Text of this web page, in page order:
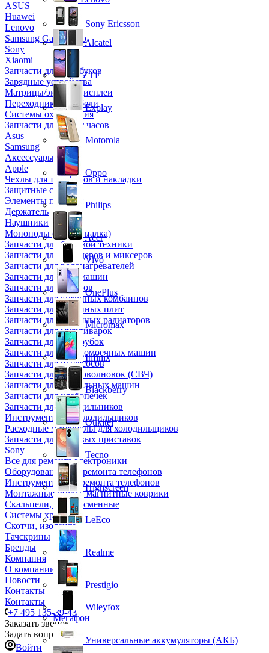
ASUS
Huawei
Lenovo
Samsung Galaxy Tab
Sony
Xiaomi
Запчасти для ноутбуков
Зарядные устройства
Матрицы/экраны/дисплеи
Переходники и кабели
Системы охлаждения
Запчасти для смарт часов
Asus
Samsung
Аксессуары
Apple
Чехлы для телефонов и накладки
Защитные стекла
Элементы питания
Держатель
Наушники
Моноподы (Селфи палка)
Запчасти для бытовой техники
Запчасти для блендеров и миксеров
Запчасти для водонагревателей
Запчасти для кофемашин
Запчасти для кулеров
Запчасти для кухонных комбаинов
Запчасти для кухонных плит
Запчасти для масляных радиаторов
Запчасти для мультиварок
Запчасти для мясорубок
Запчасти для посудомоечных машин
Запчасти для пылесосов
Запчасти для микроволновок (СВЧ)
Запчасти для стиральных машин
Запчасти для хлебопечек
Запчасти для холодильников
Инструмент для холодильщиков
Расходные материалы для холодильщиков
Запчасти для игровых приставок
Sony
Все для ремонта электроники
Оборудование для ремонта телефонов
Инструменты для ремонта телефонов
Монтажные столы, магнитные коврики
Скальпели, лезвия сменные
Системы хранения
Скотчи, изолента
Тачскрины
Бренды
Компания
О компании
Новости
Контакты
Контакты
+7 495 135-39-43
Заказать звонок
Задать вопрос
Войти
Sony Ericsson
Alcatel
ZTE
Explay
Motorola
Oppo
Philips
Acer
Vivo
OnePlus
Micromax
Infinix
Blackberry
Oukitel
Tecno
Highscreen
LeEco
Realme
Prestigio
Wileyfox
Мегафон
Универсальные аккумуляторы (АКБ)